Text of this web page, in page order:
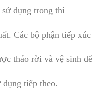
sử dụng trong thí
Các bộ phận tiếp xúc
tháo rời và vệ sinh để
tiếp theo.